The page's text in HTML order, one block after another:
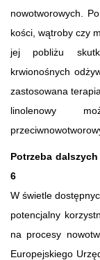
nowotworowych.
kości, wątroby czy
jej pobliżu
krwionośnych
zastosowana
linolenowy
Potrzeba
6
W świetle
potencjalny
na procesy
Europejskiego